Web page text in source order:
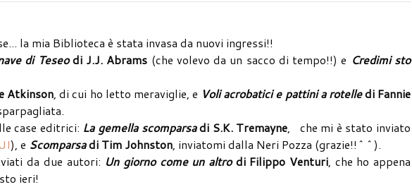
la mia Biblioteca è stata invasa da nuovi ingressi!!
di Teseodi J.J. Abrams (che volevo da un sacco di tempo!!) e Credimi sto
Atkinson, di cui ho letto meraviglie, e Voli acrobatici e pattini a rotelledi Fannie
case editrici: La gemella scomparsadi S.K. Tremayne, che mi è stato inviato
), e Scomparsadi Tim Johnston, inviatomi dalla Neri Pozza (grazie!!^^).
da due autori: Un giorno come un altrodi Filippo Venturi, che ho appena
ieri!